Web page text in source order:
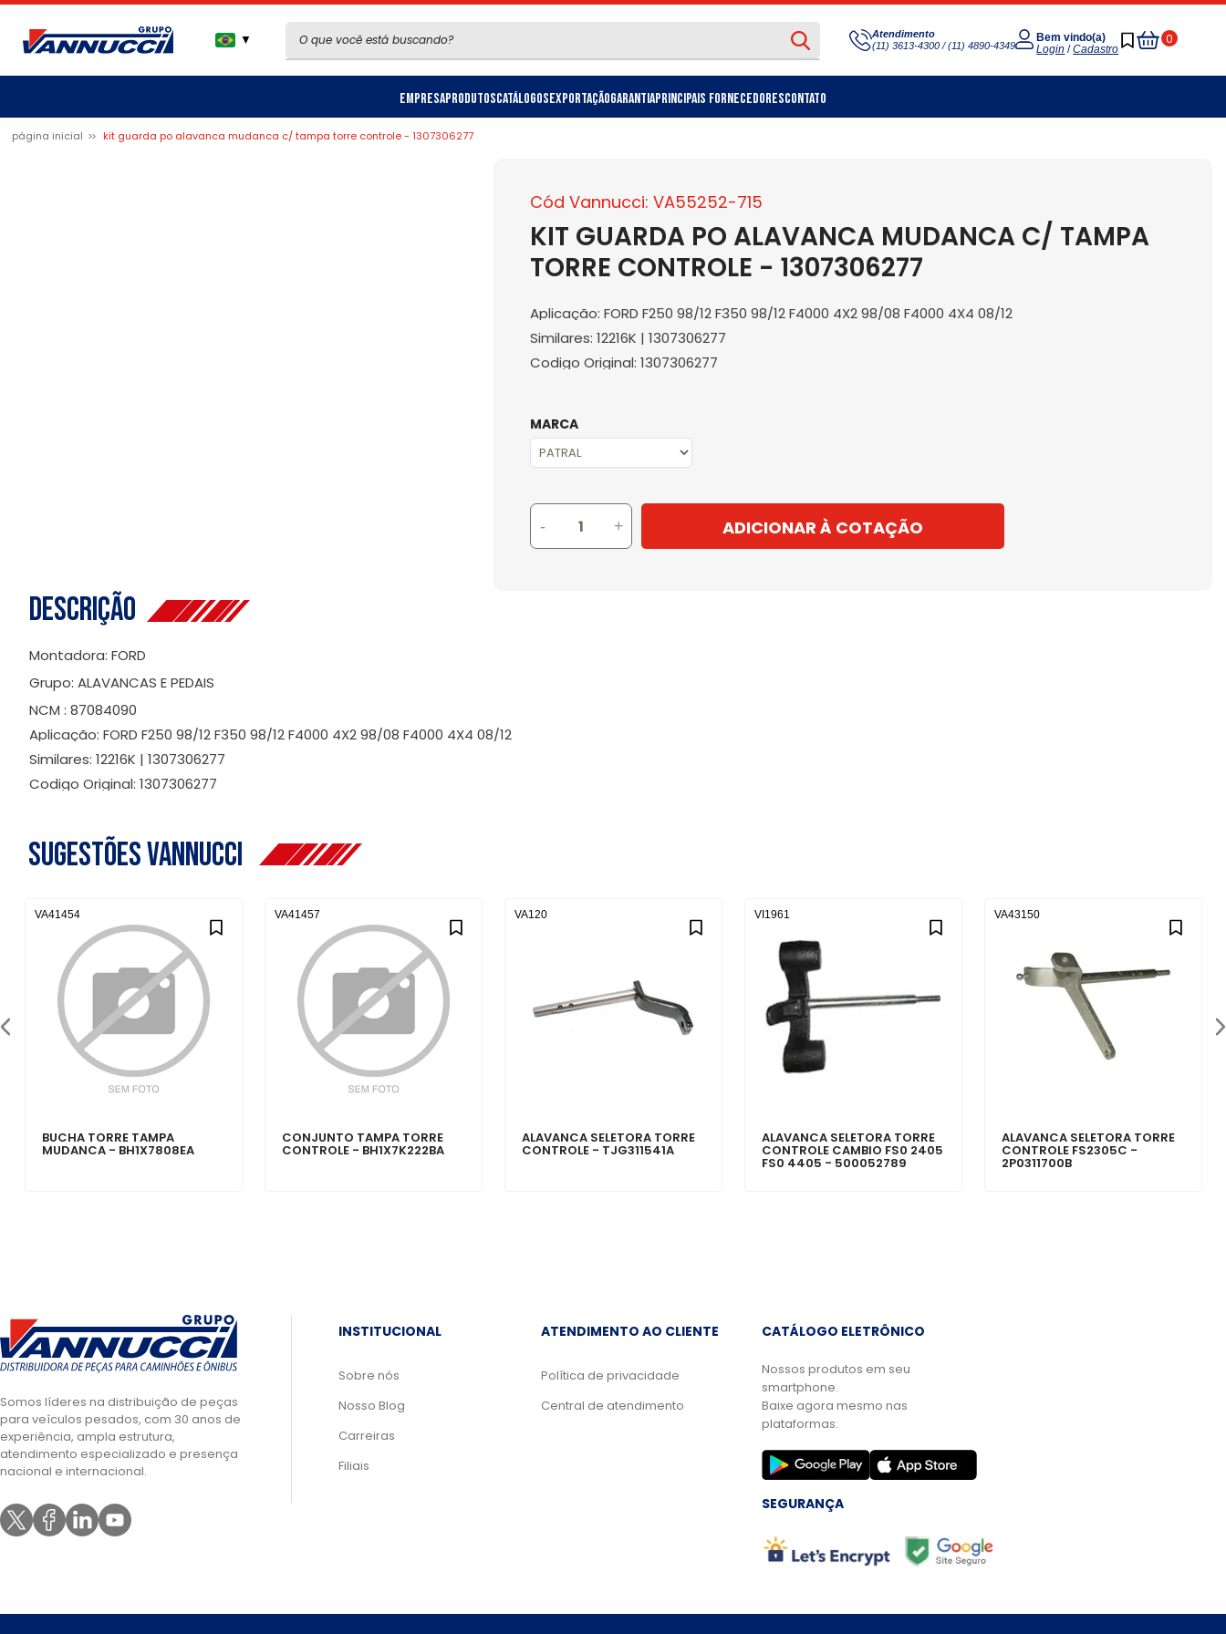
▼
Atendimento
(11) 3613-4300 / (11) 4890-4349
Bem vindo(a)
Login /Cadastro
0
Meu
Carrinho
EmpresaProdutosCatálogosExportaçãoGarantiaPrincipais FornecedoresContato
página inicial kit guarda po alavanca mudanca c/ tampa torre controle - 1307306277
Cód Vannucci: VA55252-715
KIT GUARDA PO ALAVANCA MUDANCA C/ TAMPA
TORRE CONTROLE - 1307306277
Aplicação: FORD F250 98/12 F350 98/12 F4000 4X2 98/08 F4000 4X4 08/12
Similares: 12216K | 1307306277
Codigo Original: 1307306277
MARCA
- + ADICIONAR À COTAÇÃO
Descrição
Montadora: FORD
Grupo: ALAVANCAS E PEDAIS
NCM : 87084090
Aplicação: FORD F250 98/12 F350 98/12 F4000 4X2 98/08 F4000 4X4 08/12
Similares: 12216K | 1307306277
Codigo Original: 1307306277
Sugestões Vannucci
BUCHA TORRE TAMPA
MUDANCA - BH1X7808EA
VA41454
CONJUNTO TAMPA TORRE
CONTROLE - BH1X7K222BA
VA41457
ALAVANCA SELETORA TORRE
CONTROLE - TJG311541A
VA120
ALAVANCA SELETORA TORRE
CONTROLE CAMBIO FS0 2405
FS0 4405 - 500052789
VI1961
ALAVANCA SELETORA TORRE
CONTROLE FS2305C -
2P0311700B
VA43150
Somos líderes na distribuição de peças
para veículos pesados, com 30 anos de
experiência, ampla estrutura,
atendimento especializado e presença
nacional e internacional.
INSTITUCIONAL
Sobre nós
Nosso Blog
Carreiras
Filiais
ATENDIMENTO AO CLIENTE
Política de privacidade
Central de atendimento
CATÁLOGO ELETRÔNICO
Nossos produtos em seu
smartphone.
Baixe agora mesmo nas
plataformas:
SEGURANÇA